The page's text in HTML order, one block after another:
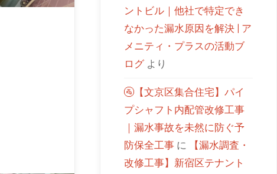
ントビル｜他社で特定でき
なかった漏水原因を解決 | ア
メニティ・プラスの活動ブ
ログより
🚰【文京区集合住宅】パイ
プシャフト内配管改修工事
｜漏水事故を未然に防ぐ予
防保全工事 に
【漏水調査・
改修工事】新宿区テナント